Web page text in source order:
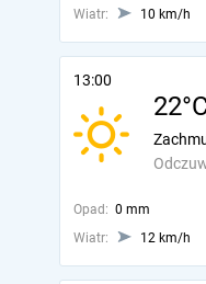
Wiatr:
10 km/h
13:00
Opad: 0 mm
Wiatr:
12 km/h